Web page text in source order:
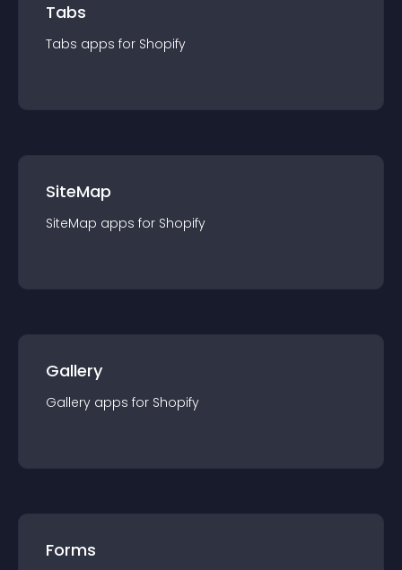
Tabs
Tabs apps for Shopify
SiteMap
SiteMap apps for Shopify
Gallery
Gallery apps for Shopify
Forms